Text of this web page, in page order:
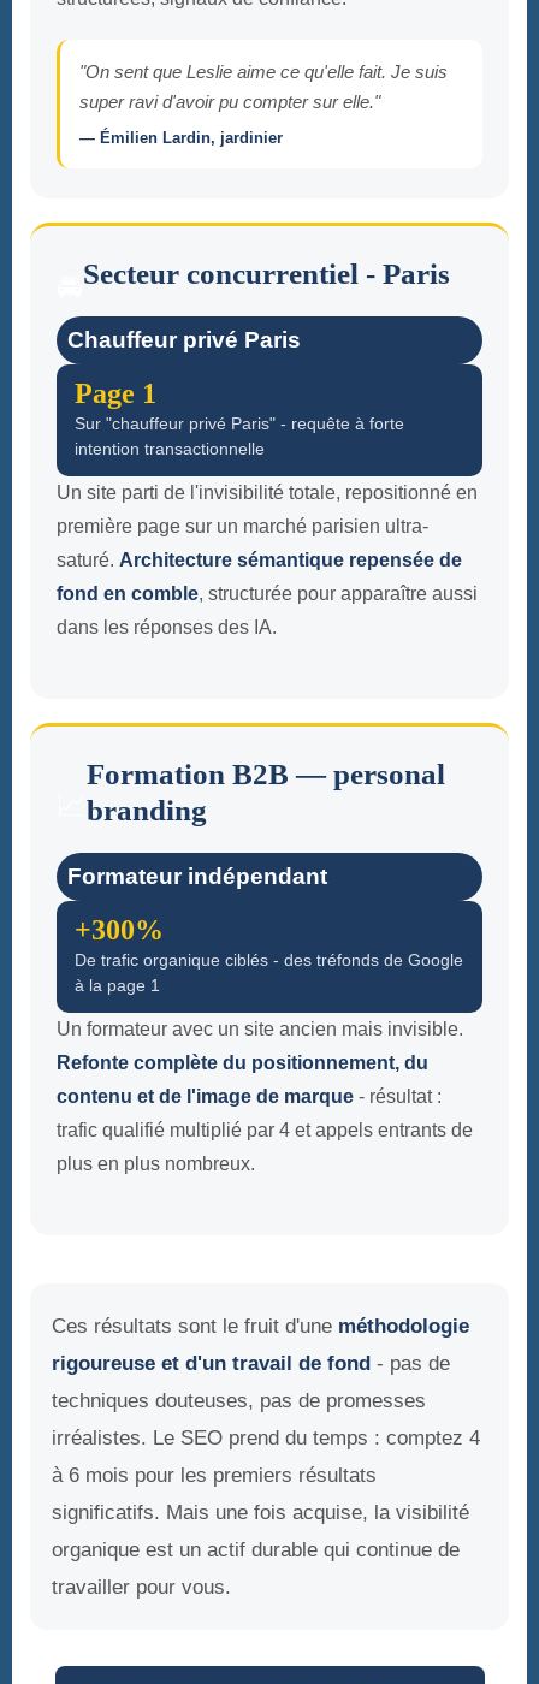
"On sent que Leslie aime ce qu'elle fait. Je suis
super ravi d'avoir pu compter sur elle."
— Émilien Lardin, jardinier
Secteur concurrentiel - Paris
Chauffeur privé Paris
Page 1
Sur "chauffeur privé Paris" - requête à forte
intention transactionnelle
Un site parti de l'invisibilité totale, repositionné en
première page sur un marché parisien ultra-
saturé. Architecture sémantique repensée de
fond en comble, structurée pour apparaître aussi
dans les réponses des IA.
Formation B2B — personal
branding
Formateur indépendant
+300%
De trafic organique ciblés - des tréfonds de Google
à la page 1
Un formateur avec un site ancien mais invisible.
Refonte complète du positionnement, du
contenu et de l'image de marque - résultat :
trafic qualifié multiplié par 4 et appels entrants de
plus en plus nombreux.
Ces résultats sont le fruit d'une méthodologie
rigoureuse et d'un travail de fond - pas de
techniques douteuses, pas de promesses
irréalistes. Le SEO prend du temps : comptez 4
à 6 mois pour les premiers résultats
significatifs. Mais une fois acquise, la visibilité
organique est un actif durable qui continue de
travailler pour vous.